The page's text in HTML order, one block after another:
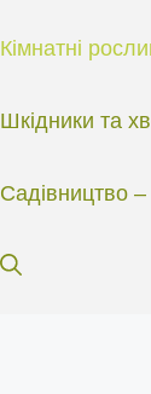
Кімнатні
Шкідники та
Садівництво